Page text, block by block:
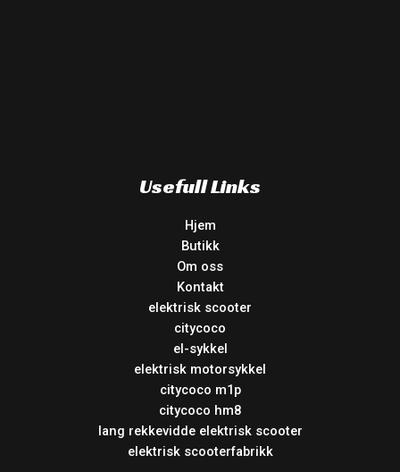
Usefull Links
Hjem
Butikk
Om oss
Kontakt
elektrisk scooter
citycoco
el-sykkel
elektrisk motorsykkel
citycoco m1p
citycoco hm8
lang rekkevidde elektrisk scooter
elektrisk scooterfabrikk